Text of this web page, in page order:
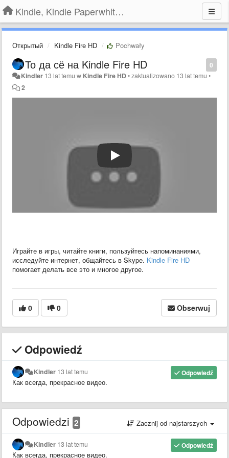
Kindle, Kindle Paperwhite, Kindle Voyage
Открытый Kindle Fire HD Pochwały
0
То да сё на Kindle Fire HD
Kindler 13 lat temu w Kindle Fire HD•zaktualizowano 13 lat temu •
2
Играйте в игры, читайте книги, пользуйтесь напоминаниями,
исследуйте интернет, общайтесь в Skype. Kindle Fire HD
помогает делать все это и многое другое.
0 0 Obserwuj
Odpowiedź
Odpowiedź
Kindler 13 lat temu
Как всегда, прекрасное видео.
Odpowiedzi 2 Zacznij od najstarszych
Odpowiedź
Kindler 13 lat temu
Как всегда, прекрасное видео.